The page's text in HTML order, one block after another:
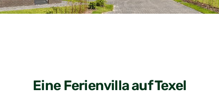
Eine Ferienvilla auf Texel